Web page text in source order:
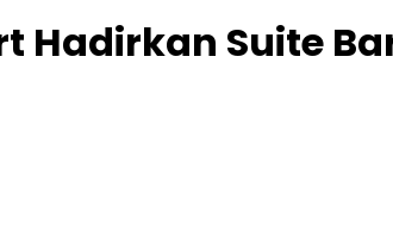
Hadirkan Suite